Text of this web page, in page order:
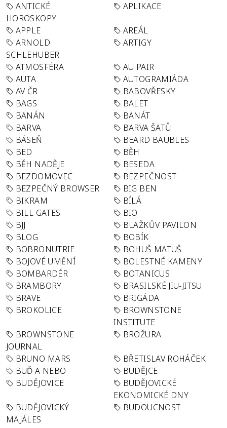
ANTICKÉ
HOROSKOPY
APLIKACE
APPLE
AREÁL
ARNOLD
SCHLEHUBER
ARTIGY
ATMOSFÉRA
AU PAIR
AUTA
AUTOGRAMIÁDA
AV ČR
BABOVŘESKY
BAGS
BALET
BANÁN
BANÁT
BARVA
BARVA ŠATŮ
BÁSEŇ
BEARD BAUBLES
BED
BĚH
BĚH NADĚJE
BESEDA
BEZDOMOVEC
BEZPEČNOST
BEZPEČNÝ BROWSER
BIG BEN
BIKRAM
BÍLÁ
BILL GATES
BIO
BJJ
BLAŽKŮV PAVILON
BLOG
BOBÍK
BOBRONUTRIE
BOHUŠ MATUŠ
BOJOVÉ UMĚNÍ
BOLESTNÉ KAMENY
BOMBARDÉR
BOTANICUS
BRAMBORY
BRASILSKÉ JIU-JITSU
BRAVE
BRIGÁDA
BROKOLICE
BROWNSTONE
INSTITUTE
BROWNSTONE
JOURNAL
BROŽURA
BRUNO MARS
BŘETISLAV ROHÁČEK
BUĎ A NEBO
BUDĚJCE
BUDĚJOVICE
BUDĚJOVICKÉ
EKONOMICKÉ DNY
BUDĚJOVICKÝ
MAJÁLES
BUDOUCNOST